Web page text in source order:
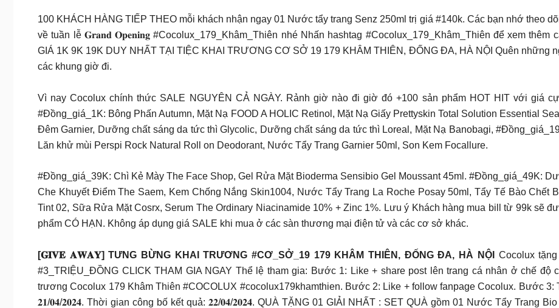
100 KHÁCH HÀNG TIẾP THEO mỗi khách nhận ngay 01 Nước tẩy trang Senz 250ml trị giá #140k. Các bạn nhớ theo
về tuần lễ 𝐆𝐫𝐚𝐧𝐝 𝐎𝐩𝐞𝐧𝐢𝐧𝐠 #Cocolux_179_Khâm_Thiên nhé Nhấn hashtag #Cocolux_179_Khâm_Thiên để xem
GIÁ 1K 9K 19K DUY NHẤT TẠI TIỆC KHAI TRƯƠNG CƠ SỞ 19 179 KHÂM THIÊN, ĐỐNG ĐA, HÀ NỘI Quên những
các khung giờ đi.
Vì nay Cocolux chính thức SALE NGUYÊN CẢ NGÀY. Rảnh giờ nào đi giờ đó +100 sản phẩm HOT HIT với giá
#Đồng_giá_1K: Bông Phấn Autumn, Mặt Nạ FOOD A HOLIC Retinol, Mặt Nạ Giấy Prettyskin Total Solution Essential
Đêm Garnier, Dưỡng chất sáng da tức thì Glycolic, Dưỡng chất sáng da tức thì Loreal, Mặt Nạ Banobagi,
Lăn khử mùi Perspi Rock Natural Roll on Deodorant, Nước Tẩy Trang Garnier 50ml, Son Kem Focallure.
#Đồng_giá_39K: Chì Kẻ Mày The Face Shop, Gel Rửa Mặt Bioderma Sensibio Gel Moussant 45ml. #Đồng_giá_49K:
Che Khuyết Điểm The Saem, Kem Chống Nắng Skin1004, Nước Tẩy Trang La Roche Posay 50ml, Tẩy Tế Bào Chết
Tint 02, Sữa Rửa Mặt Cosrx, Serum The Ordinary Niacinamide 10% + Zinc 1%. Lưu ý Khách hàng mua bill từ 99k sẽ
phẩm CÓ HẠN. Không áp dụng giá SALE khi mua ở các sàn thương mại điện tử và các cơ sở khác.
[𝐆𝐈𝐕𝐄 𝐀𝐖𝐀𝐘] TƯNG BỪNG KHAI TRƯƠNG #CƠ_SỞ_19 179 KHÂM THIÊN, ĐỐNG ĐA, HÀ NỘI
Cocolux
#3_TRIỆU_ĐỒNG CLICK THAM GIA NGAY Thể lệ tham gia: Bước 1: Like + share post lên trang cá nhân ở chế độ
trương Cocolux 179 Khâm Thiên #COCOLUX #cocolux179khamthien. Bước 2: Like + follow fanpage Cocolux. Bước 3:
𝟐𝟏/𝟎𝟒/𝟐𝟎𝟐𝟒. Thời gian công bố kết quả: 𝟐𝟐/𝟎𝟒/𝟐𝟎𝟐𝟒. QUÀ TẶNG 01 GIẢI NHẤT : SET QUÀ gồm 01 Nước Tẩy Trang